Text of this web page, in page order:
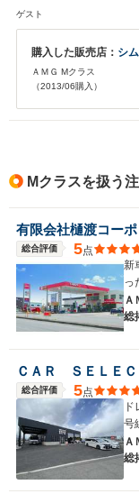
ゲスト
購入した販売店： シ
ＡＭＧ Mクラス
（2013/06購入）
Mクラスを扱う
有限会社樋渡コー
総合評価 5点
新
っ
Ａ
総
ＣＡＲ ＳＥＬＥ
総合評価 5点
号
Ａ
総